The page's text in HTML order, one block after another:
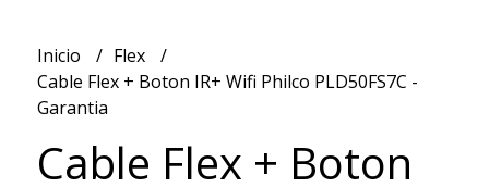
Inicio
Flex
Cable Flex + Boton IR+ Wifi Philco PLD50FS7C -
Garantia
Cable Flex + Boton